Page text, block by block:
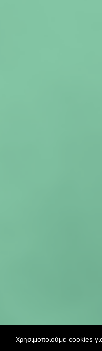
Χρησιμοποιούμε cookies